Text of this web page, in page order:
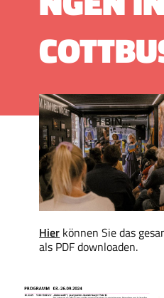
Hier können Sie das
als PDF downloaden.